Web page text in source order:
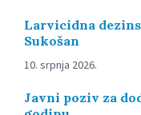
Larvicidna
Sukošan
10. srpnja 2026.
Javni poziv za